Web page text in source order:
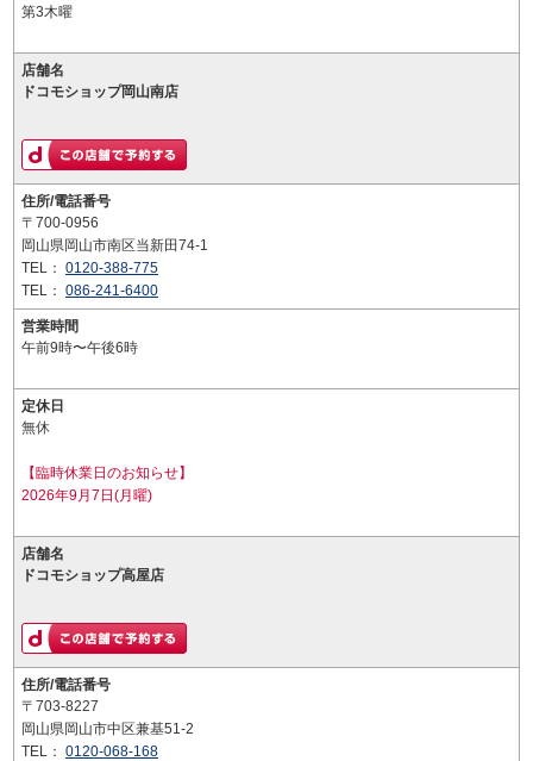
第3木曜
店舗名
ドコモショップ岡山南店
住所/電話番号
〒700-0956
岡山県岡山市南区当新田74-1
TEL： 0120-388-775
TEL： 086-241-6400
営業時間
午前9時〜午後6時
定休日
無休
【臨時休業日のお知らせ】
2026年9月7日(月曜)
店舗名
ドコモショップ高屋店
住所/電話番号
〒703-8227
岡山県岡山市中区兼基51-2
TEL： 0120-068-168